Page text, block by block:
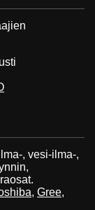
, vesi-ilma-,
, Gree,